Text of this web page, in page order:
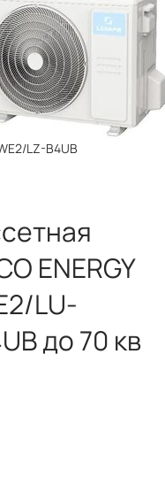
LZ-B4UB
ENERGY
LU-
до 70 кв